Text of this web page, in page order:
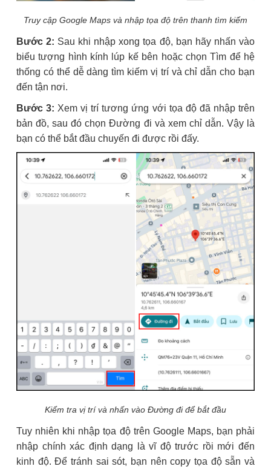
Truy cập Google Maps và nhập tọa độ trên thanh tìm kiếm
Bước 2: Sau khi nhập xong tọa độ, bạn hãy nhấn vào
biểu tượng hình kính lúp kế bên hoặc chọn Tìm để hệ
thống có thể dễ dàng tìm kiếm vị trí và chỉ dẫn cho bạn
đến tận nơi.
Bước 3: Xem vị trí tương ứng với tọa độ đã nhập trên
bản đồ, sau đó chọn Đường đi và xem chỉ dẫn. Vậy là
bạn có thể bắt đầu chuyến đi được rồi đấy.
Kiểm tra vị trí và nhấn vào Đường đi để bắt đầu
Tuy nhiên khi nhập tọa độ trên Google Maps, bạn phải
nhập chính xác định dạng là vĩ độ trước rồi mới đến
kinh độ. Để tránh sai sót, bạn nên copy tọa độ sẵn và